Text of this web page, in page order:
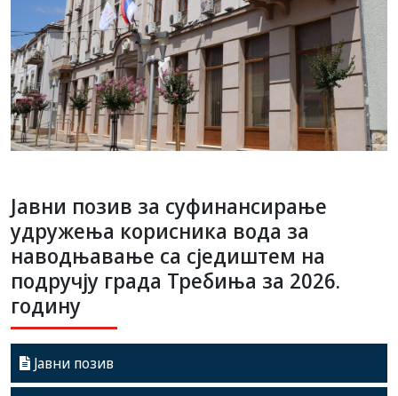
Jaвни позив за суфинансирање
удружења корисника вода за
наводњавање са сједиштем на
подручју града Требиња за 2026.
годину
Јавни позив